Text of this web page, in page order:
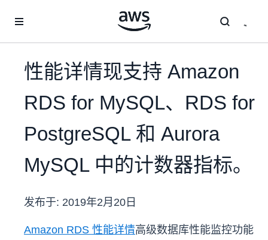
性能详情现支持 Amazon
RDS for MySQL、RDS for
PostgreSQL 和 Aurora
MySQL 中的计数器指标。
发布于: 2019年2月20日
Amazon RDS 性能详情高级数据库性能监控功能